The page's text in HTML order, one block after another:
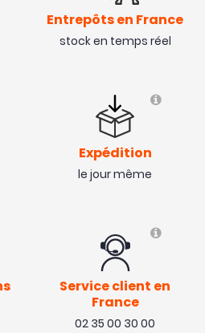
Entrepôts en France
stock en temps réel
Expédition
le jour même
Service client en
France
02 35 00 30 00